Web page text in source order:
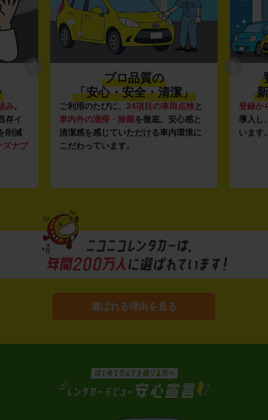
み。
存イ
削減
ズナブ
プロ品質の
「安心・安全・清潔」
ご利用のたびに、 24項目の車両点検と
車内外の清掃・除菌を徹底。安心感と
清潔感を感じていただける車内環境に
こだわっています。
登録か
導入し
います
選ばれる理由を見る